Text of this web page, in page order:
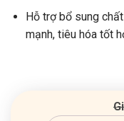
Hỗ trợ bổ sung
mạnh, tiêu hóa tốt